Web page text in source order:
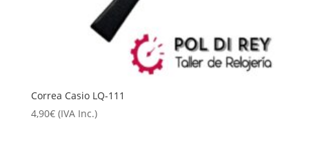
Correa Casio LQ-111
4,90€ (IVA Inc.)